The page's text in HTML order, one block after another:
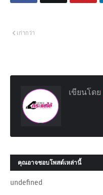
เก่ากว่า
เขียนโดย
คุณอาจชอบโพสต์เหล่านี้
undefined